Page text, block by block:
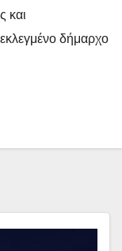
και
δήμαρχο